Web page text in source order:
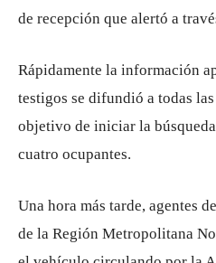
de recepción que alertó a
Rápidamente la información
testigos se difundió a todas
objetivo de iniciar la
cuatro ocupantes.
Una hora más tarde, agentes
de la Región Metropolitana